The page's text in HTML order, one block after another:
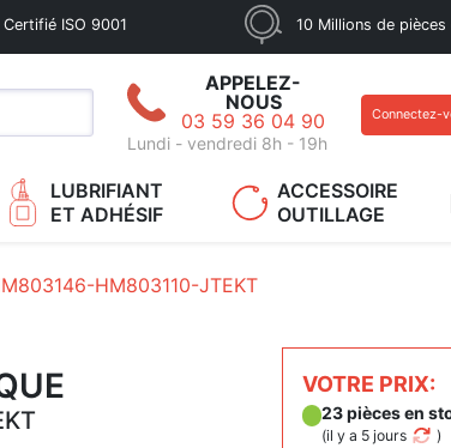
Certifié ISO 9001 10 Millions de
APPELEZ-
NOUS
03 59 36 04 90
Lundi - vendredi 8h - 19h
Connectez-
LUBRIFIANT
ET ADHÉSIF
ACCESSOIRE
OUTILLAGE
HM803110-JTEKT
VOTRE PRIX:
23 pièces en
(il y a 5 jours )